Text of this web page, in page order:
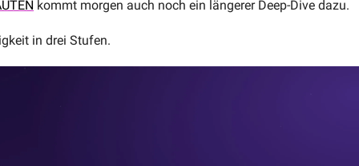
kommt morgen auch noch ein längerer Deep-Dive dazu.
in drei Stufen.